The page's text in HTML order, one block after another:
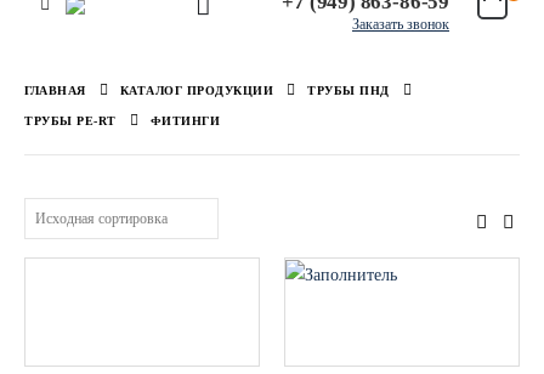
Заказать звонок
ГЛАВНАЯ КАТАЛОГ ПРОДУКЦИИ ТРУБЫ ПНД
ТРУБЫ PE-RT ФИТИНГИ